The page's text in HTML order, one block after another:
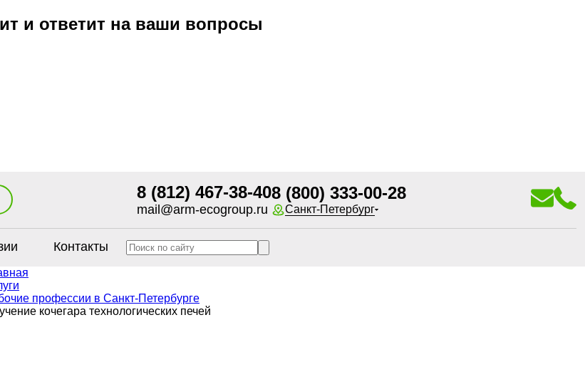
и ответит на ваши вопросы
8 (812) 467-38-40
mail@arm-ecogroup.ru
8 (800) 333-00-28
Санкт-Петербург
Контакты
профессии в Санкт-Петербурге
кочегара технологических печей